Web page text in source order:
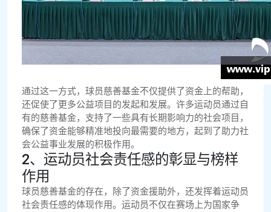
通过这一方式，球员慈善基金不仅提供了资金上的帮助，
还促使了更多公益项目的发起和发展。许多运动员通过自
有的慈善基金，支持了一些具有长期影响力的社会项目，
确保了资金能够精准地投向最需要的地方，起到了助力社
会公益事业发展的积极作用。
2、运动员社会责任感的彰显与榜样
作用
球员慈善基金的存在，除了资金援助外，还发挥着运动员
社会责任感的体现作用。运动员不仅在赛场上为国家争